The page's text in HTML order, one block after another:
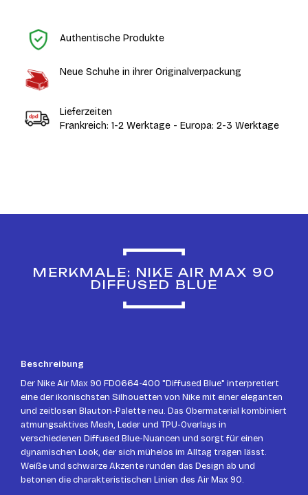
Authentische Produkte
Neue Schuhe in ihrer Originalverpackung
Lieferzeiten
Frankreich: 1-2 Werktage - Europa: 2-3 Werktage
MERKMALE: NIKE AIR MAX 90
DIFFUSED BLUE
Beschreibung
Der Nike Air Max 90 FD0664-400 "Diffused Blue" interpretiert
eine der ikonischsten Silhouetten von Nike mit einer eleganten
und zeitlosen Blauton-Palette neu. Das Obermaterial kombiniert
atmungsaktives Mesh, Leder und TPU-Overlays in
verschiedenen Diffused Blue-Nuancen und sorgt für einen
dynamischen Look, der sich mühelos im Alltag tragen lässt.
Weiße und schwarze Akzente runden das Design ab und
betonen die charakteristischen Linien des Air Max 90.